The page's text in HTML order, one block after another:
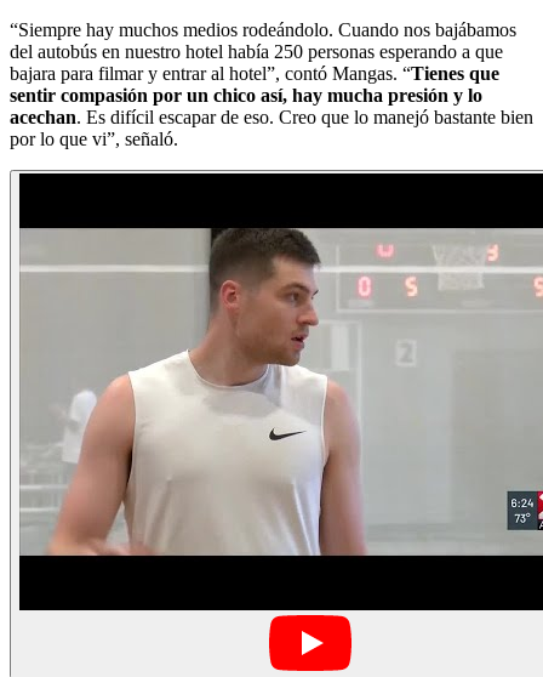
“Siempre hay muchos medios rodeándolo. Cuando nos bajábamos
del autobús en nuestro hotel había 250 personas esperando a que
bajara para filmar y entrar al hotel”, contó Mangas. “Tienes que
sentir compasión por un chico así, hay mucha presión y lo
acechan. Es difícil escapar de eso. Creo que lo manejó bastante bien
por lo que vi”, señaló.